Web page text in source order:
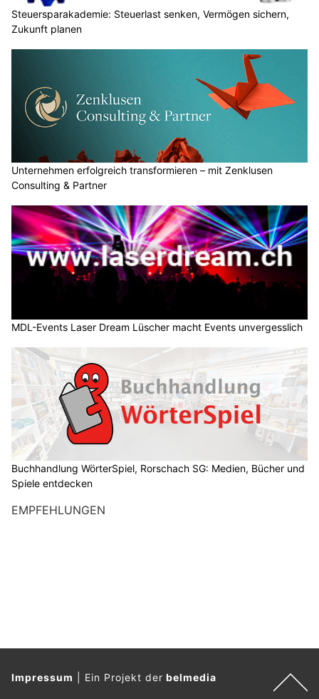
Steuersparakademie: Steuerlast senken, Vermögen sichern,
Zukunft planen
Unternehmen erfolgreich transformieren – mit Zenklusen
Consulting & Partner
MDL-Events Laser Dream Lüscher macht Events unvergesslich
Buchhandlung WörterSpiel, Rorschach SG: Medien, Bücher und
Spiele entdecken
EMPFEHLUNGEN
Impressum Ein Projekt derbelmedia